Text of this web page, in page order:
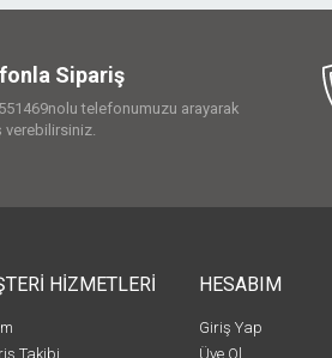
Sipariş
telefonumuzu arayarak
verebilirsiniz.
HİZMETLERİ
Takibi
HESABIM
Giriş Yap
Üye Ol